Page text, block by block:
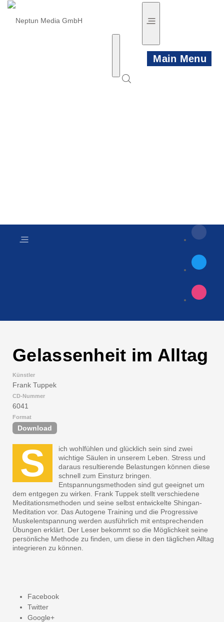
Main Menu
Gelassenheit im Alltag
Künstler
Frank Tuppek
CD-Nummer
6041
Format
Download
S
ich wohlfühlen und glücklich sein sind zwei
wichtige Säulen in unserem Leben. Stress und
daraus resultierende Belastungen können diese
schnell zum Einsturz bringen.
Entspannungsmethoden sind gut geeignet um
dem entgegen zu wirken. Frank Tuppek stellt verschiedene
Meditationsmethoden und seine selbst entwickelte Shingan-
Meditation vor. Das Autogene Training und die Progressive
Muskelentspannung werden ausführlich mit entsprechenden
Übungen erklärt. Der Leser bekommt so die Möglichkeit seine
persönliche Methode zu finden, um diese in den täglichen Alltag
integrieren zu können.
Facebook
Twitter
Google+